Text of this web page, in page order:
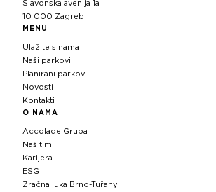
Slavonska avenija 1a
10 000 Zagreb
MENU
Ulažite s nama
Naši parkovi
Planirani parkovi
Novosti
Kontakti
O NAMA
Accolade Grupa
Naš tim
Karijera
ESG
Zračna luka Brno-Tuřany